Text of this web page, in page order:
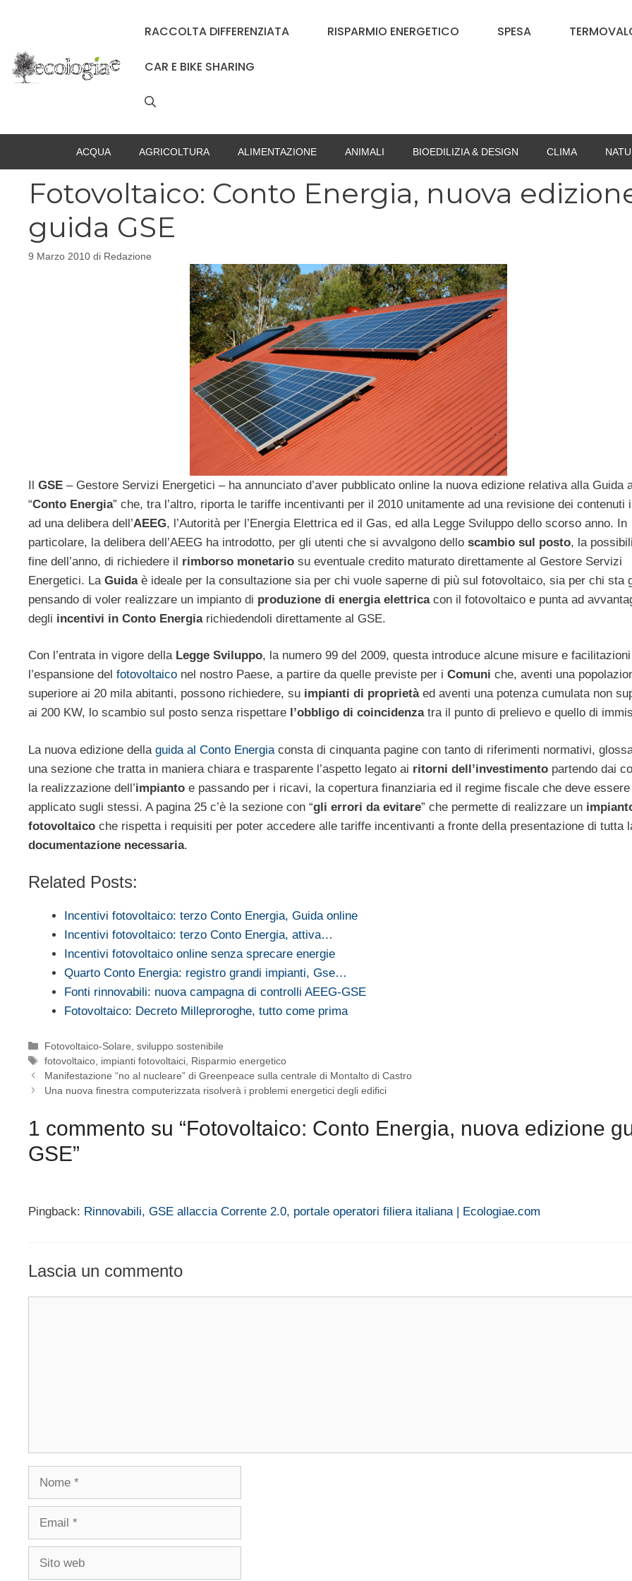
RACCOLTA DIFFERENZIATA RISPARMIO ENERGETICO SPESA
CAR E BIKE SHARING
ACQUA AGRICOLTURA ALIMENTAZIONE ANIMALI BIOEDILIZIA & DESIGN CLIMA
Fotovoltaico: Conto Energia, nuova
guida GSE
9 Marzo 2010 di Redazione
Il GSE – Gestore Servizi Energetici – ha annunciato d’aver pubblicato online la nuova edizione relativa alla Guida
“Conto Energia” che, tra l’altro, riporta le tariffe incentivanti per il 2010 unitamente ad una revisione dei contenuti
ad una delibera dell’AEEG, l’Autorità per l’Energia Elettrica ed il Gas, ed alla Legge Sviluppo dello scorso anno. In
particolare, la delibera dell’AEEG ha introdotto, per gli utenti che si avvalgono dello scambio sul posto, la
fine dell’anno, di richiedere il rimborso monetario su eventuale credito maturato direttamente al Gestore Servizi
Energetici. La Guidaè ideale per la consultazione sia per chi vuole saperne di più sul fotovoltaico, sia per chi sta
pensando di voler realizzare un impianto di produzione di energia elettricacon il fotovoltaico e punta ad
degli incentivi in Conto Energiarichiedendoli direttamente al GSE.
Con l’entrata in vigore della Legge Sviluppo, la numero 99 del 2009, questa introduce alcune misure e
l’espansione del fotovoltaico nel nostro Paese, a partire da quelle previste per i Comuni che, aventi una
superiore ai 20 mila abitanti, possono richiedere, su impianti di proprietàed aventi una potenza cumulata non
ai 200 KW, lo scambio sul posto senza rispettare l’obbligo di coincidenzatra il punto di prelievo e quello di
La nuova edizione della guida al Conto Energiaconsta di cinquanta pagine con tanto di riferimenti normativi,
una sezione che tratta in maniera chiara e trasparente l’aspetto legato ai ritorni dell’investimento partendo dai
la realizzazione dell’impianto e passando per i ricavi, la copertura finanziaria ed il regime fiscale che deve essere
applicato sugli stessi. A pagina 25 c’è la sezione con “gli errori da evitare” che permette di realizzare un
fotovoltaico che rispetta i requisiti per poter accedere alle tariffe incentivanti a fronte della presentazione di tutta
documentazione necessaria.
Related Posts:
Incentivi fotovoltaico: terzo Conto Energia, Guida online
Incentivi fotovoltaico: terzo Conto Energia, attiva…
Incentivi fotovoltaico online senza sprecare energie
Quarto Conto Energia: registro grandi impianti, Gse…
Fonti rinnovabili: nuova campagna di controlli AEEG-GSE
Fotovoltaico: Decreto Milleproroghe, tutto come prima
Categorie
Fotovoltaico-Solare ,sviluppo sostenibile
Tag
fotovoltaico impianti fotovoltaici Risparmio energetico
Manifestazione “no al nucleare” di Greenpeace sulla centrale di Montalto di Castro
Una nuova finestra computerizzata risolverà i problemi energetici degli edifici
1 commento su “Fotovoltaico: Conto Energia, nuova edizione
GSE”
Pingback: Rinnovabili, GSE allaccia Corrente 2.0, portale operatori filiera italiana | Ecologiae.com
Lascia un commento
Nome
Email
Sito